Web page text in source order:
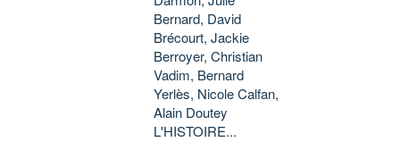
Bernard, David
Brécourt, Jackie
Berroyer, Christian
Vadim, Bernard
Yerlès, Nicole Calfan,
Alain Doutey
L'HISTOIRE...